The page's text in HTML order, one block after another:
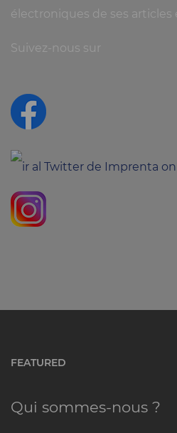
électroniques de ses articles
Suivez-nous sur
FEATURED
Qui sommes-nous ?